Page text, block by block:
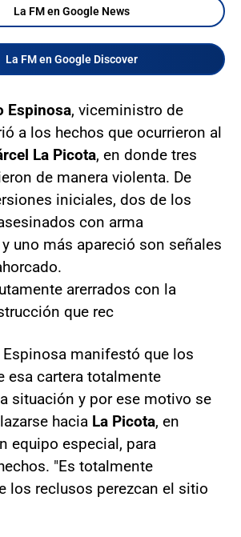
La FM en Google News
La FM en Google Discover
Espinosa, viceministro de
a los hechos que ocurrieron al
La Picota, en donde tres
de manera violenta. De
iniciales, dos de los
con arma
y uno más apareció son señales
arerrados con la
que rec
manifestó que los
esa cartera totalmente
situación y por ese motivo se
hacia La Picota, en
equipo especial, para
"Es totalmente
los reclusos perezcan el sitio